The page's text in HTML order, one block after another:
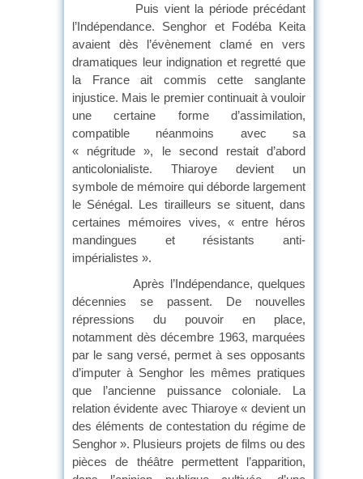
Puis vient la période précédant
l’Indépendance. Senghor et Fodéba Keita
avaient dès l’évènement clamé en vers
dramatiques leur indignation et regretté que
la France ait commis cette sanglante
injustice. Mais le premier continuait à vouloir
une certaine forme d’assimilation,
compatible néanmoins avec sa
« négritude », le second restait d’abord
anticolonialiste. Thiaroye devient un
symbole de mémoire qui déborde largement
le Sénégal. Les tirailleurs se situent, dans
certaines mémoires vives, « entre héros
mandingues et résistants anti-
impérialistes ».
Après l’Indépendance, quelques
décennies se passent. De nouvelles
répressions du pouvoir en place,
notamment dès décembre 1963, marquées
par le sang versé, permet à ses opposants
d’imputer à Senghor les mêmes pratiques
que l’ancienne puissance coloniale. La
relation évidente avec Thiaroye « devient un
des éléments de contestation du régime de
Senghor ». Plusieurs projets de films ou des
pièces de théâtre permettent l’apparition,